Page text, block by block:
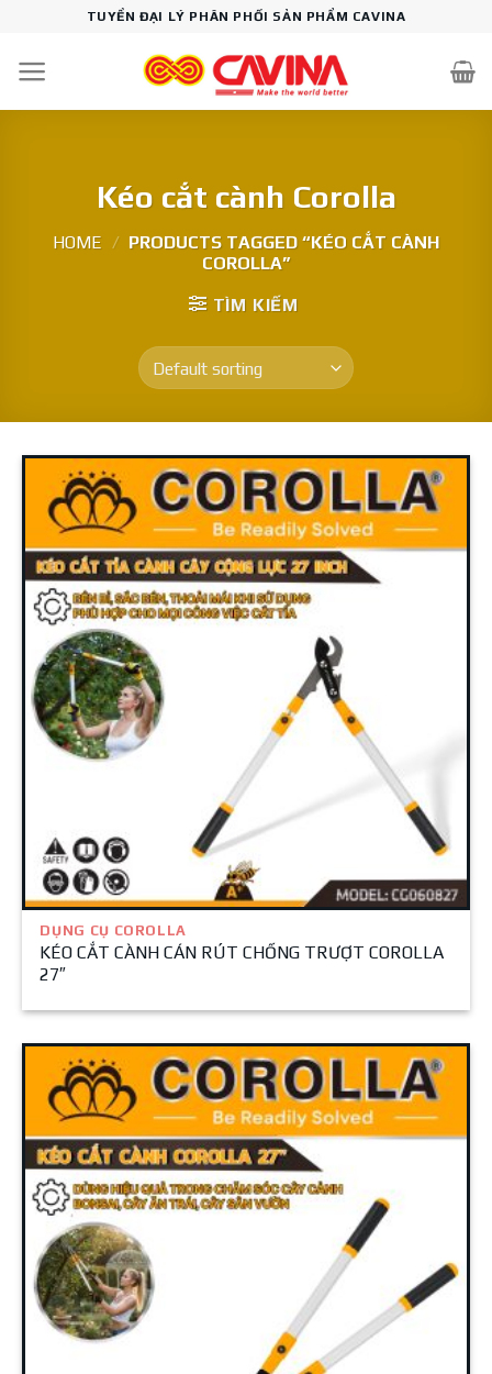
content
TUYỂN ĐẠI LÝ PHÂN PHỐI SẢN PHẨM CAVINA
Kéo cắt cành Corolla
HOME / PRODUCTS TAGGED “KÉO CẮT CÀNH
COROLLA”
TÌM KIẾM
DỤNG CỤ COROLLA
KÉO CẮT CÀNH CÁN RÚT CHỐNG TRƯỢT COROLLA
27″